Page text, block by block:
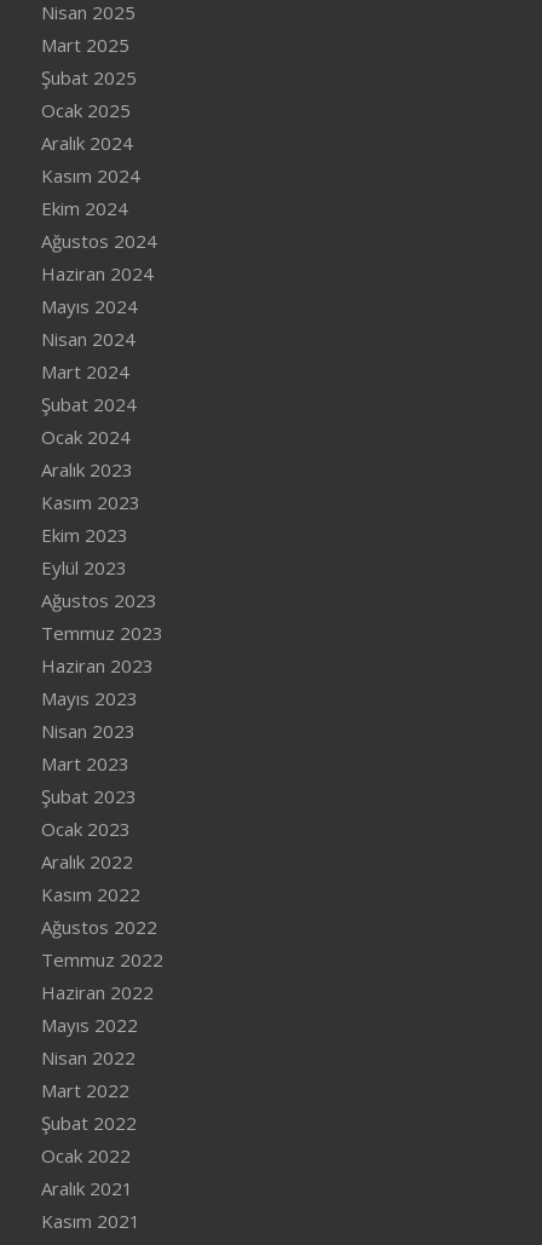
Nisan 2025
Mart 2025
Şubat 2025
Ocak 2025
Aralık 2024
Kasım 2024
Ekim 2024
Ağustos 2024
Haziran 2024
Mayıs 2024
Nisan 2024
Mart 2024
Şubat 2024
Ocak 2024
Aralık 2023
Kasım 2023
Ekim 2023
Eylül 2023
Ağustos 2023
Temmuz 2023
Haziran 2023
Mayıs 2023
Nisan 2023
Mart 2023
Şubat 2023
Ocak 2023
Aralık 2022
Kasım 2022
Ağustos 2022
Temmuz 2022
Haziran 2022
Mayıs 2022
Nisan 2022
Mart 2022
Şubat 2022
Ocak 2022
Aralık 2021
Kasım 2021